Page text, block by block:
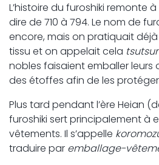
L’histoire du furoshiki remonte à
dire de 710 à 794. Le nom de
encore, mais on pratiquait
tissu et on appelait cela
nobles faisaient emballer leurs
des étoffes afin de les
Plus tard pendant l’ère Heian
furoshiki sert principalement à
vêtements. Il s’appelle
traduire par emballage-